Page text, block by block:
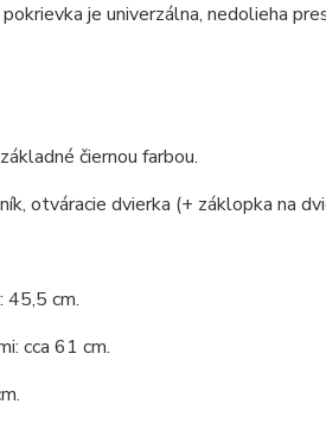
je univerzálna, nedolieha
čiernou farbou.
otváracie dvierka (+ záklopka na
45,5 cm.
cca 61 cm.